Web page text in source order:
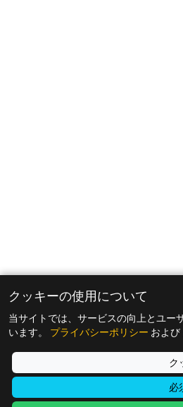
クッキーの使用について
当サイトでは、サービスの向上とユー
います。 プライバシーポリシー および
ク
必